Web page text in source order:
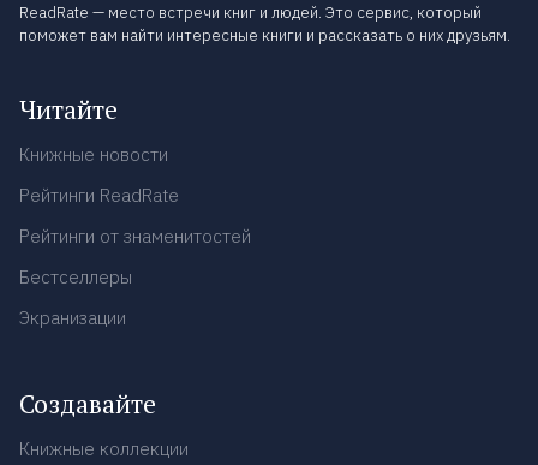
ReadRate — место встречи книг и людей. Это сервис, который
поможет вам найти интересные книги и рассказать о них друзьям.
Читайте
Книжные новости
Рейтинги ReadRate
Рейтинги от знаменитостей
Бестселлеры
Экранизации
Создавайте
Книжные коллекции